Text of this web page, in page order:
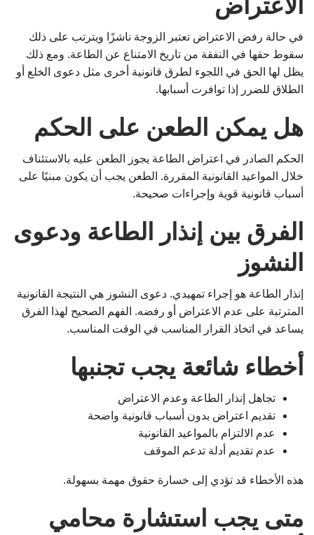
الاعتراض
في حالة رفض الاعتراض تعتبر الزوجة ناشزًا ويترتب على ذلك
سقوط حقها في النفقة من تاريخ الامتناع عن الطاعة. ومع ذلك
يظل لها الحق في اللجوء لطرق قانونية أخرى مثل دعوى الخلع أو
الطلاق للضرر إذا توافرت أسبابها.
هل يمكن الطعن على الحكم
الحكم الصادر في اعتراض الطاعة يجوز الطعن عليه بالاستئناف
خلال المواعيد القانونية المقررة. الطعن يجب أن يكون مبنيًا على
أسباب قانونية قوية وإجراءات صحيحة.
الفرق بين إنذار الطاعة ودعوى
النشوز
إنذار الطاعة هو إجراء تمهيدي. دعوى النشوز هي النتيجة القانونية
المترتبة على عدم الاعتراض أو رفضه. الفهم الصحيح لهذا الفرق
يساعد في اتخاذ القرار المناسب في الوقت المناسب.
أخطاء شائعة يجب تجنبها
تجاهل إنذار الطاعة وعدم الاعتراض
تقديم اعتراض بدون أسباب قانونية واضحة
عدم الالتزام بالمواعيد القانونية
عدم تقديم أدلة تدعم الموقف
هذه الأخطاء قد تؤدي إلى خسارة حقوق مهمة بسهولة.
متى يجب استشارة محامي